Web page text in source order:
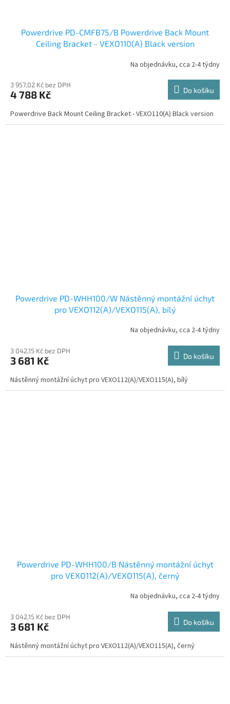
Powerdrive PD-CMFB75/B Powerdrive Back Mount
Ceiling Bracket - VEXO110(A) Black version
Na objednávku, cca 2-4 týdny
3 957,02 Kč bez DPH
4 788 Kč Do košíku
Powerdrive Back Mount Ceiling Bracket - VEXO110(A) Black version
Powerdrive PD-WHH100/W Nástěnný montážní úchyt
pro VEXO112(A)/VEXO115(A), bílý
Na objednávku, cca 2-4 týdny
3 042,15 Kč bez DPH
3 681 Kč Do košíku
Nástěnný montážní úchyt pro VEXO112(A)/VEXO115(A), bílý
Powerdrive PD-WHH100/B Nástěnný montážní úchyt
pro VEXO112(A)/VEXO115(A), černý
Na objednávku, cca 2-4 týdny
3 042,15 Kč bez DPH
3 681 Kč Do košíku
Nástěnný montážní úchyt pro VEXO112(A)/VEXO115(A), černý